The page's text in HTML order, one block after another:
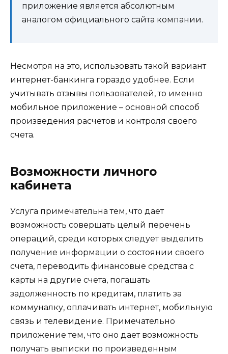
приложение является абсолютным
аналогом официального сайта компании.
Несмотря на это, использовать такой вариант
интернет-банкинга гораздо удобнее. Если
учитывать отзывы пользователей, то именно
мобильное приложение – основной способ
произведения расчетов и контроля своего
счета.
Возможности личного
кабинета
Услуга примечательна тем, что дает
возможность совершать целый перечень
операций, среди которых следует выделить
получение информации о состоянии своего
счета, переводить финансовые средства с
карты на другие счета, погашать
задолженность по кредитам, платить за
коммуналку, оплачивать интернет, мобильную
связь и телевидение. Примечательно
приложение тем, что оно дает возможность
получать выписки по произведенным